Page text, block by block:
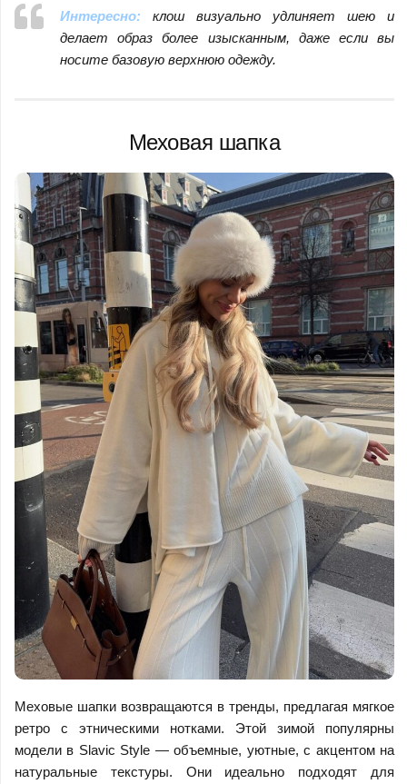
Интересно: клош визуально удлиняет шею и
делает образ более изысканным, даже если вы
носите базовую верхнюю одежду.
Меховая шапка
Меховые шапки возвращаются в тренды, предлагая мягкое
ретро с этническими нотками. Этой зимой популярны
модели в Slavic Style — объемные, уютные, с акцентом на
натуральные текстуры. Они идеально подходят для